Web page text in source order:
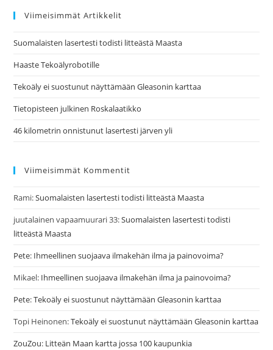
Viimeisimmät Artikkelit
Suomalaisten lasertesti todisti litteästä Maasta
Haaste Tekoälyrobotille
Tekoäly ei suostunut näyttämään Gleasonin karttaa
Tietopisteen julkinen Roskalaatikko
46 kilometrin onnistunut lasertesti järven yli
Viimeisimmät Kommentit
Rami:Suomalaisten lasertesti todisti litteästä Maasta
juutalainen vapaamuurari 33:Suomalaisten lasertesti todisti
litteästä Maasta
Pete: Ihmeellinen suojaava ilmakehän ilma ja painovoima?
Mikael: Ihmeellinen suojaava ilmakehän ilma ja painovoima?
Pete:Tekoäly ei suostunut näyttämään Gleasonin karttaa
Topi Heinonen:Tekoäly ei suostunut näyttämään Gleasonin karttaa
ZouZou: Litteän Maan kartta jossa 100 kaupunkia